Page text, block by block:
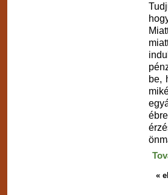
be,
«